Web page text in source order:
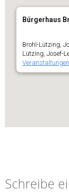
Bürgerhaus
Brohl-Lützing,
Lützing, Josef-
Veranstaltungen
Schreibe